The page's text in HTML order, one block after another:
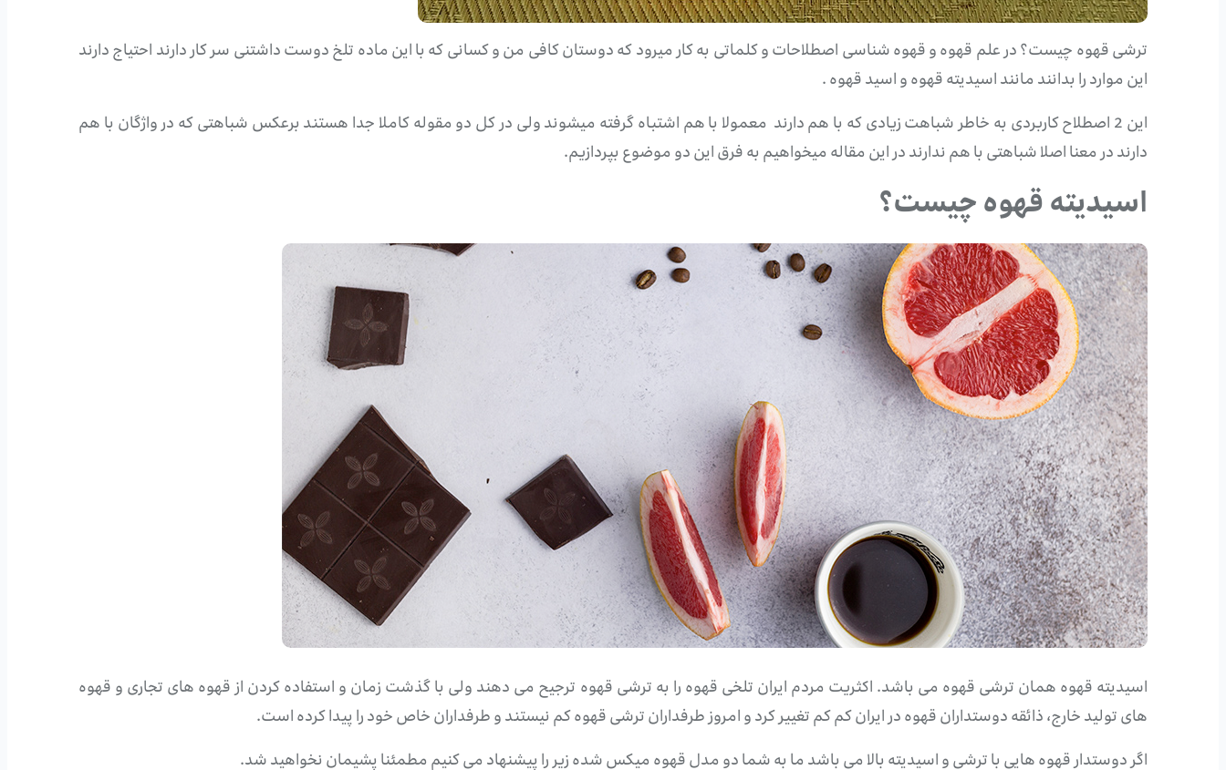
ترشی قهوه چیست؟ در علم قهوه و قهوه شناسی اصطلاحات و کلماتی به کار میرود که دوستان کافی من و کسانی که با این ماده تلخ دوست داشتنی سر کار دارند احتیاج دارند
این موارد را بدانند مانند اسیدیته قهوه و اسید قهوه .
این 2 اصطلاح کاربردی به خاطر شباهت زیادی که با هم دارند معمولا با هم اشتباه گرفته میشوند ولی در کل دو مقوله کاملا جدا هستند برعکس شباهتی که در واژگان با هم
دارند در معنا اصلا شباهتی با هم ندارند در این مقاله میخواهیم به فرق این دو موضوع بپردازیم.
اسیدیته قهوه چیست؟
اسیدیته قهوه همان ترشی قهوه می باشد. اکثریت مردم ایران تلخی قهوه را به ترشی قهوه ترجیح می دهند ولی با گذشت زمان و استفاده کردن از قهوه های تجاری و قهوه
های تولید خارج، ذائقه دوستداران قهوه در ایران کم کم تغییر کرد و امروز طرفداران ترشی قهوه کم نیستند و طرفداران خاص خود را پیدا کرده است.
اگر دوستدار قهوه هایی با ترشی و اسیدیته بالا می باشد ما به شما دو مدل قهوه میکس شده زیر را پیشنهاد می کنیم مطمئنا پشیمان نخواهید شد.